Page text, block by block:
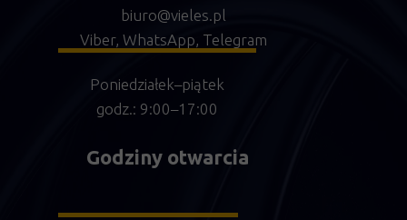
Godziny otwarcia
Poniedziałek–piątek
godz.: 9:00–17:00
biuro@vieles.pl
Viber, WhatsApp, Telegram